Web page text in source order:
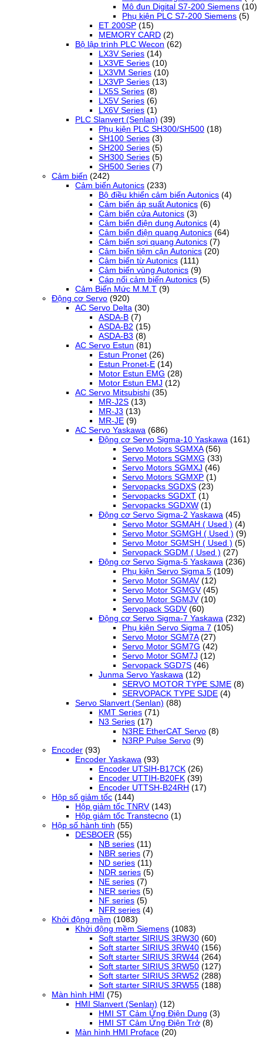
Mô đun Digital S7-200 Siemens (10)
Phụ kiện PLC S7-200 Siemens (5)
ET 200SP (15)
MEMORY CARD (2)
Bộ lập trình PLC Wecon (62)
LX3V Series (14)
LX3VE Series (10)
LX3VM Series (10)
LX3VP Series (13)
LX5S Series (8)
LX5V Series (6)
LX6V Series (1)
PLC Slanvert (Senlan) (39)
Phụ kiện PLC SH300/SH500 (18)
SH100 Series (3)
SH200 Series (5)
SH300 Series (5)
SH500 Series (7)
Cảm biến (242)
Cảm biến Autonics (233)
Bộ điều khiển cảm biến Autonics (4)
Cảm biến áp suất Autonics (6)
Cảm biến cửa Autonics (3)
Cảm biến điện dung Autonics (4)
Cảm biến điện quang Autonics (64)
Cảm biến sợi quang Autonics (7)
Cảm biến tiệm cận Autonics (20)
Cảm biến từ Autonics (111)
Cảm biến vùng Autonics (9)
Cáp nối cảm biến Autonics (5)
Cảm Biến Mức M.M.T (9)
Động cơ Servo (920)
AC Servo Delta (30)
ASDA-B (7)
ASDA-B2 (15)
ASDA-B3 (8)
AC Servo Estun (81)
Estun Pronet (26)
Estun Pronet-E (14)
Motor Estun EMG (28)
Motor Estun EMJ (12)
AC Servo Mitsubishi (35)
MR-J2S (13)
MR-J3 (13)
MR-JE (9)
AC Servo Yaskawa (686)
Động cơ Servo Sigma-10 Yaskawa (161)
Servo Motors SGMXA (56)
Servo Motors SGMXG (33)
Servo Motors SGMXJ (46)
Servo Motors SGMXP (1)
Servopacks SGDXS (23)
Servopacks SGDXT (1)
Servopacks SGDXW (1)
Động cơ Servo Sigma-2 Yaskawa (45)
Servo Motor SGMAH ( Used ) (4)
Servo Motor SGMGH ( Used ) (9)
Servo Motor SGMSH ( Used ) (5)
Servopack SGDM ( Used ) (27)
Động cơ Servo Sigma-5 Yaskawa (236)
Phụ kiện Servo Sigma 5 (109)
Servo Motor SGMAV (12)
Servo Motor SGMGV (45)
Servo Motor SGMJV (10)
Servopack SGDV (60)
Động cơ Servo Sigma-7 Yaskawa (232)
Phụ kiện Servo Sigma 7 (105)
Servo Motor SGM7A (27)
Servo Motor SGM7G (42)
Servo Motor SGM7J (12)
Servopack SGD7S (46)
Junma Servo Yaskawa (12)
SERVO MOTOR TYPE SJME (8)
SERVOPACK TYPE SJDE (4)
Servo Slanvert (Senlan) (88)
KMT Series (71)
N3 Series (17)
N3RE EtherCAT Servo (8)
N3RP Pulse Servo (9)
Encoder (93)
Encoder Yaskawa (93)
Encoder UTSIH-B17CK (26)
Encoder UTTIH-B20FK (39)
Encoder UTTSH-B24RH (17)
Hộp số giảm tốc (144)
Hộp giảm tốc TNRV (143)
Hộp giảm tốc Transtecno (1)
Hộp số hành tinh (55)
DESBOER (55)
NB series (11)
NBR series (7)
ND series (11)
NDR series (5)
NE series (7)
NER series (5)
NF series (5)
NFR series (4)
Khởi động mềm (1083)
Khởi động mềm Siemens (1083)
Soft starter SIRIUS 3RW30 (60)
Soft starter SIRIUS 3RW40 (156)
Soft starter SIRIUS 3RW44 (264)
Soft starter SIRIUS 3RW50 (127)
Soft starter SIRIUS 3RW52 (288)
Soft starter SIRIUS 3RW55 (188)
Màn hình HMI (75)
HMI Slanvert (Senlan) (12)
HMI ST Cảm Ứng Điện Dung (3)
HMI ST Cảm Ứng Điện Trở (8)
Màn hình HMI Proface (20)